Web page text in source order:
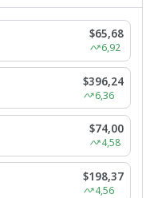
$65,68
6,92
$396,24
6,36
$74,00
4,58
$198,37
4,56